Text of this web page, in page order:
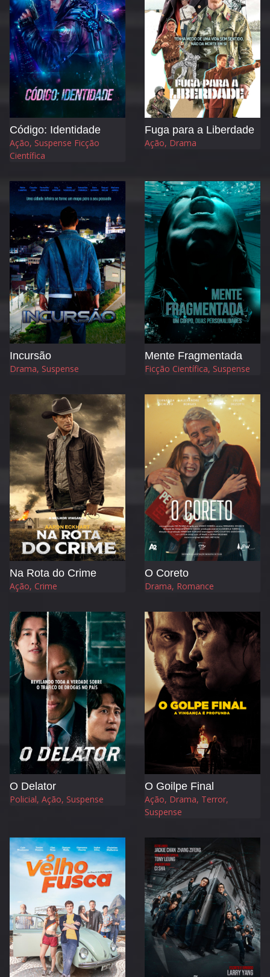
Código: Identidade
Ação, Suspense Ficção
Científica
Fuga para a Liberdade
Ação, Drama
Incursão
Drama, Suspense
Mente Fragmentada
Ficção Científica, Suspense
Na Rota do Crime
Ação, Crime
O Coreto
Drama, Romance
O Delator
Policial, Ação, Suspense
O Goilpe Final
Ação, Drama, Terror,
Suspense